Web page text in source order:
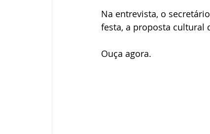
Na entrevista, o
festa, a proposta cultural
Ouça agora.